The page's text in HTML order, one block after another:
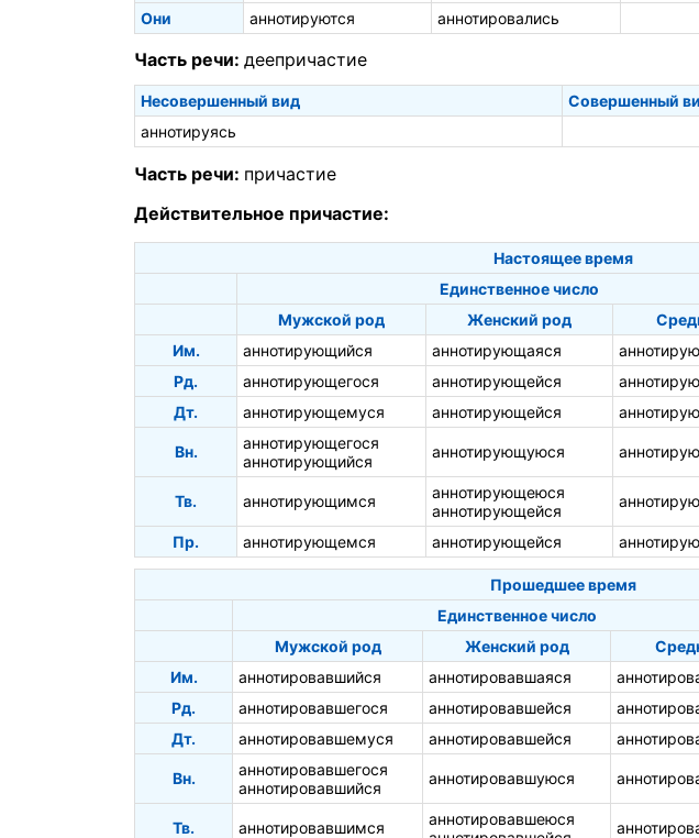
Они
аннотируются аннотировались
Часть речи: деепричастие
Несовершенный вид
Совершенный
аннотируясь
Часть речи: причастие
Действительное причастие:
Настоящее время
Единственное число
Мужской род
Женский род
Им.
аннотирующийся аннотирующаяся
Рд.
аннотирующегося аннотирующейся
Дт.
аннотирующемуся аннотирующейся
Вн.
аннотирующегося
аннотирующийся
аннотирующуюся
Тв. аннотирующимся
аннотирующеюся
аннотирующейся
Пр. аннотирующемся аннотирующейся
Прошедшее время
Единственное число
Мужской род
Женский род
Им.
аннотировавшийся аннотировавшаяся
Рд.
аннотировавшегося аннотировавшейся
Дт.
аннотировавшемуся аннотировавшейся
Вн.
аннотировавшегося
аннотировавшийся
аннотировавшуюся
Тв. аннотировавшимся
аннотировавшеюся